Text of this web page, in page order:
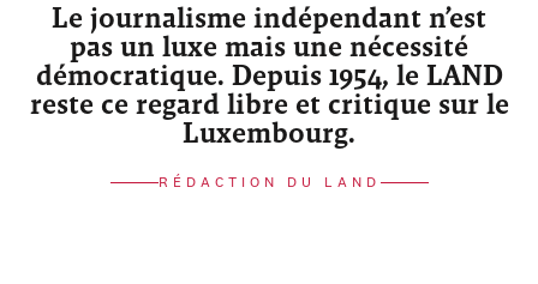
Le journalisme indépendant n’est
pas un luxe mais une nécessité
démocratique. Depuis 1954, le LAND
reste ce regard libre et critique sur le
Luxembourg.
RÉDACTION DU LAND